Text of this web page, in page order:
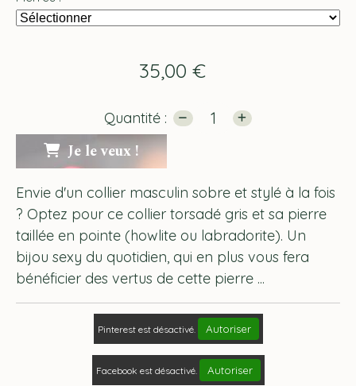
35,00 €
Quantité :
Je le veux !
Envie d'un collier masculin sobre et stylé à la fois
? Optez pour ce collier torsadé gris et sa pierre
taillée en pointe (howlite ou labradorite). Un
bijou sexy du quotidien, qui en plus vous fera
bénéficier des vertus de cette pierre ...
Pinterest est désactivé. Autoriser
Facebook est désactivé. Autoriser